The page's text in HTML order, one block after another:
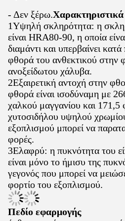
- Δεν ξέρω.Χαρακτηριστικά
1Υψηλή σκληρότητα: η
είναι HRA80-90, η οποία
διαμάντι και υπερβαίνει
φθορά του ανθεκτικού στην
ανοξείδωτου χάλυβα.
2Εξαιρετική αντοχή στην
φθορά είναι ισοδύναμη με
χαλκού μαγγανίου και 171,5
χυτοσιδήλου υψηλού
εξοπλισμού μπορεί να
φορές.
3Ελαφρύ: η πυκνότητα του
είναι μόνο το ήμισυ της
γεγονός που μπορεί να
φορτίο του εξοπλισμού.
Πεδίο εφαρμογής